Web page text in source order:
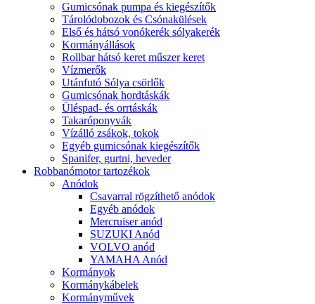
Gumicsónak pumpa és kiegészítők
Tárolódobozok és Csónakülések
Első és hátsó vonókerék sólyakerék
Kormányállások
Rollbar hátsó keret műszer keret
Vízmerők
Utánfutó Sólya csörlők
Gumicsónak hordtáskák
Üléspad- és orrtáskák
Takaróponyvák
Vízálló zsákok, tokok
Egyéb gumicsónak kiegészítők
Spanifer, gurtni, heveder
Robbanómotor tartozékok
Anódok
Csavarral rögzíthető anódok
Egyéb anódok
Mercruiser anód
SUZUKI Anód
VOLVO anód
YAMAHA Anód
Kormányok
Kormánykábelek
Kormányművek